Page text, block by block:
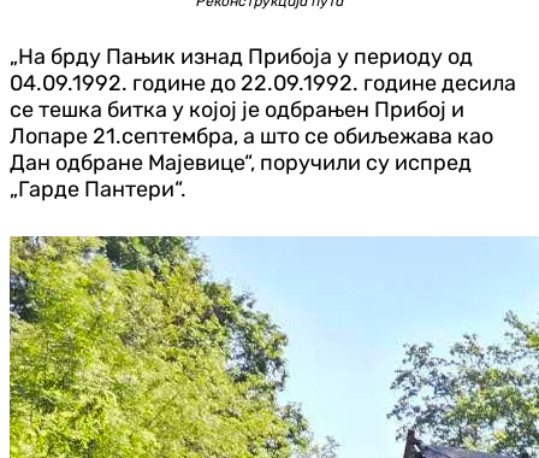
„На брду Пањик изнад Прибоја у периоду од
04.09.1992. године до 22.09.1992. године десила
се тешка битка у којој је одбрањен Прибој и
Лопаре 21.септембра, а што се обиљежава као
Дан одбране Мајевице“, поручили су испред
„Гарде Пантери“.